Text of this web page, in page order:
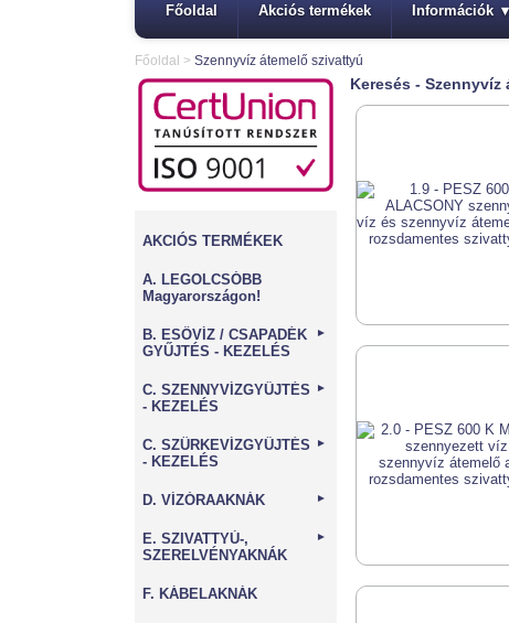
Főoldal Akciós termékek Információk ▾
Főoldal > Szennyvíz átemelő szivattyú
AKCIÓS TERMÉKEK
A. LEGOLCSÓBB
Magyarországon!
B. ESŐVÍZ / CSAPADÉK
GYŰJTÉS - KEZELÉS
►
C. SZENNYVÍZGYŰJTÉS
- KEZELÉS
►
C. SZÜRKEVÍZGYŰJTÉS
- KEZELÉS
►
D. VÍZÓRAAKNÁK ►
E. SZIVATTYÚ-,
SZERELVÉNYAKNÁK
►
F. KÁBELAKNÁK
Keresés -